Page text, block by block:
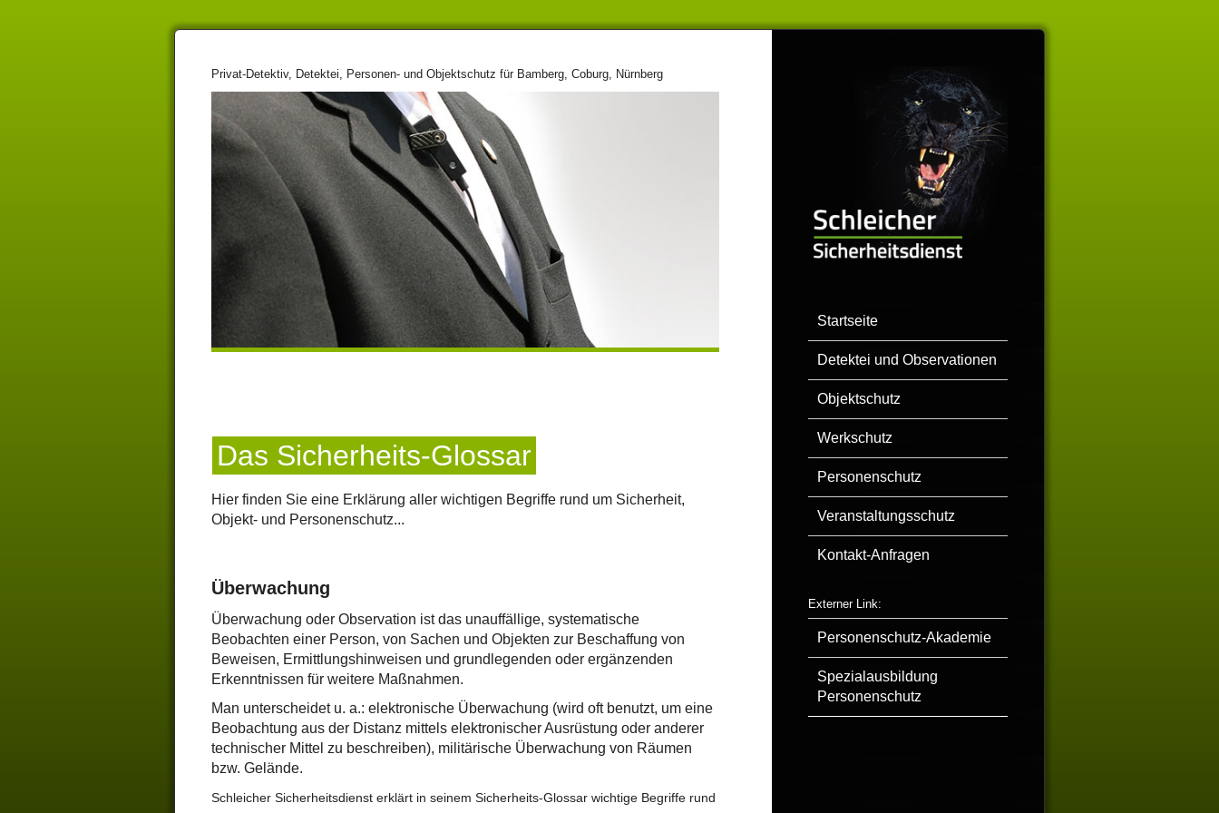
Privat-Detektiv, Detektei, Personen- und Objektschutz für Bamberg, Coburg, Nürnberg
Startseite
Detektei und Observationen
Objektschutz
Werkschutz
Personenschutz
Veranstaltungsschutz
Kontakt-Anfragen
Externer Link:
Personenschutz-Akademie
Spezialausbildung
Personenschutz
Das Sicherheits-Glossar
Hier finden Sie eine Erklärung aller wichtigen Begriffe rund um Sicherheit,
Objekt- und Personenschutz...
Überwachung
Überwachung oder Observation ist das unauffällige, systematische
Beobachten einer Person, von Sachen und Objekten zur Beschaffung von
Beweisen, Ermittlungshinweisen und grundlegenden oder ergänzenden
Erkenntnissen für weitere Maßnahmen.
Man unterscheidet u. a.: elektronische Überwachung (wird oft benutzt, um eine
Beobachtung aus der Distanz mittels elektronischer Ausrüstung oder anderer
technischer Mittel zu beschreiben), militärische Überwachung von Räumen
bzw. Gelände.
Schleicher Sicherheitsdienst erklärt in seinem Sicherheits-Glossar wichtige Begriffe rund